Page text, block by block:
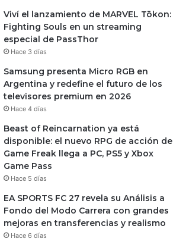
Viví el lanzamiento de MARVEL Tōkon:
Fighting Souls en un streaming
especial de PassThor
Hace 3 días
Samsung presenta Micro RGB en
Argentina y redefine el futuro de los
televisores premium en 2026
Hace 4 días
Beast of Reincarnation ya está
disponible: el nuevo RPG de acción de
Game Freak llega a PC, PS5 y Xbox
Game Pass
Hace 5 días
EA SPORTS FC 27 revela su Análisis a
Fondo del Modo Carrera con grandes
mejoras en transferencias y realismo
Hace 6 días